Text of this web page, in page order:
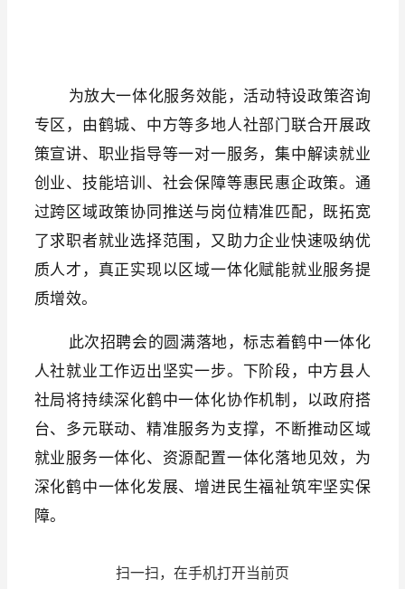
为放大一体化服务效能，活动特设政策咨询
专区，由鹤城、中方等多地人社部门联合开展政
策宣讲、职业指导等一对一服务，集中解读就业
创业、技能培训、社会保障等惠民惠企政策。通
过跨区域政策协同推送与岗位精准匹配，既拓宽
了求职者就业选择范围，又助力企业快速吸纳优
质人才，真正实现以区域一体化赋能就业服务提
质增效。
此次招聘会的圆满落地，标志着鹤中一体化
人社就业工作迈出坚实一步。下阶段，中方县人
社局将持续深化鹤中一体化协作机制，以政府搭
台、多元联动、精准服务为支撑，不断推动区域
就业服务一体化、资源配置一体化落地见效，为
深化鹤中一体化发展、增进民生福祉筑牢坚实保
障。
扫一扫，在手机打开当前页